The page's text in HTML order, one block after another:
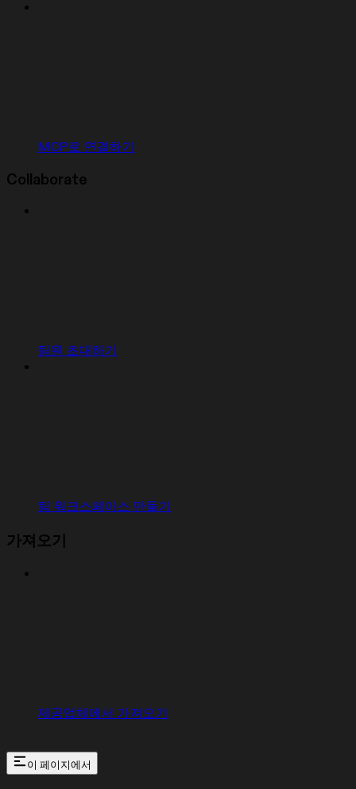
MCP로 연결하기
Collaborate
팀원 초대하기
팀 워크스페이스 만들기
가져오기
제공업체에서 가져오기
이 페이지에서